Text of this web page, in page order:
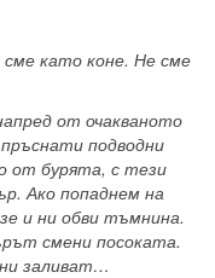
като коне. Не сме
от очакваното
подводни
от бурята, с тези
Ако попаднем на
и ни обви тъмнина.
смени посоката.
заливат…